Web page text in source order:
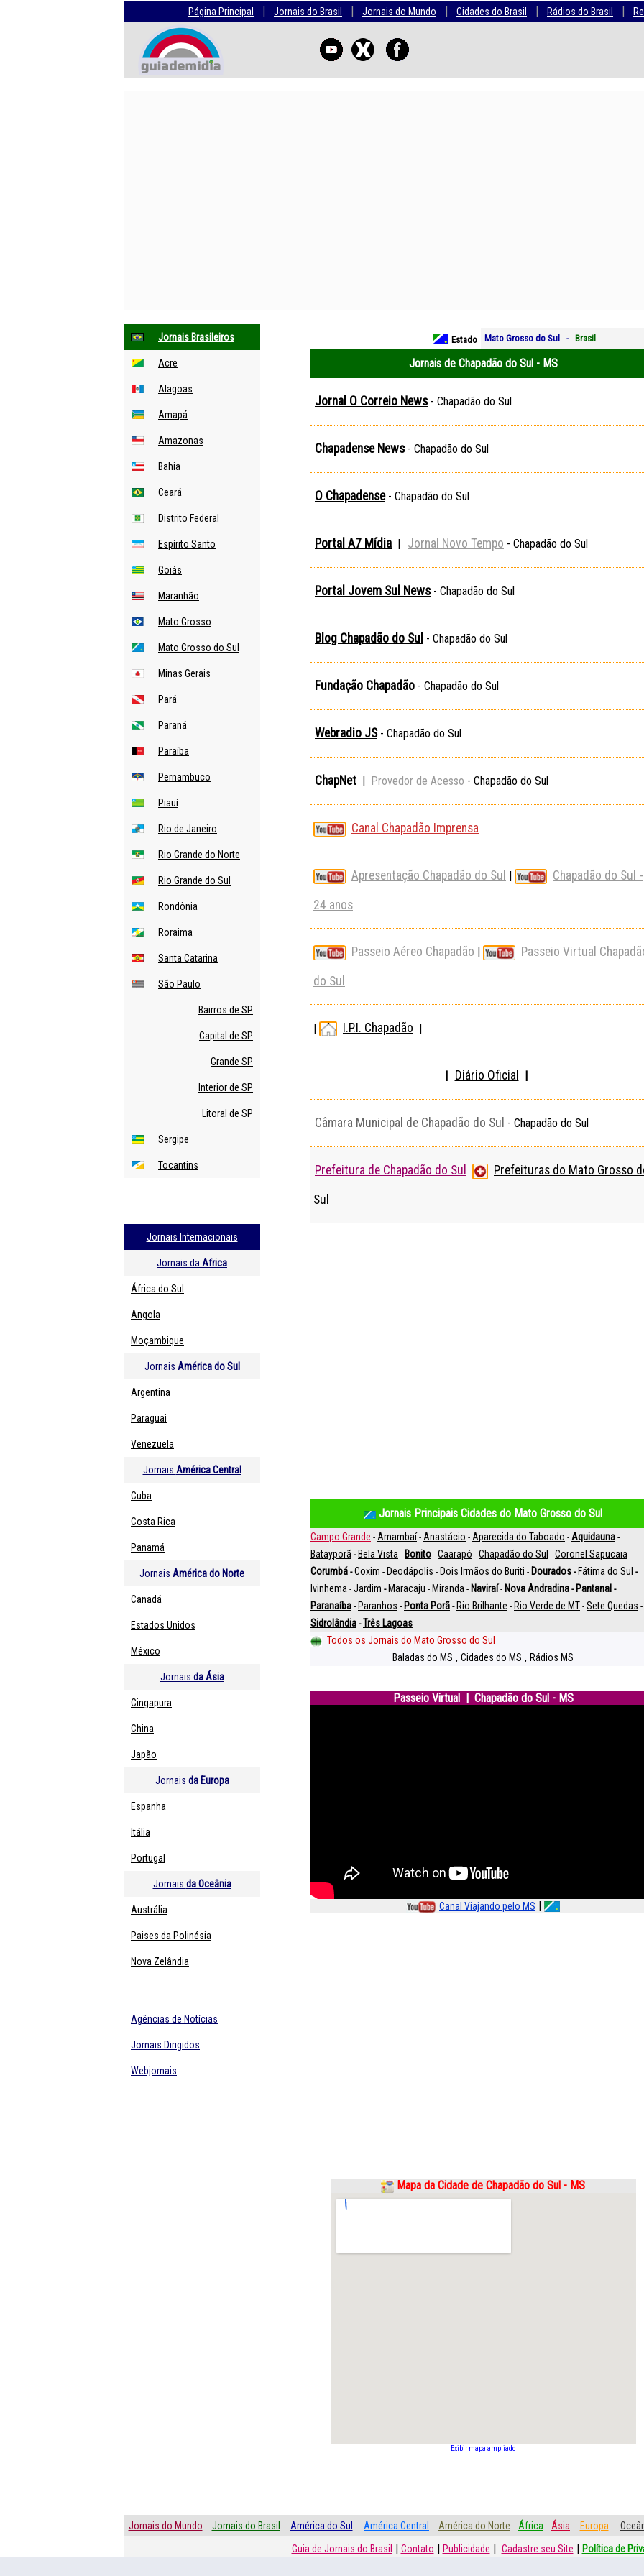
Página Principal | Jornais do Brasil | Jornais do Mundo | Cidades do Brasil | Rádios do Brasil |
Jornais Brasileiros
Acre
Alagoas
Amapá
Amazonas
Bahia
Ceará
Distrito Federal
Espírito Santo
Goiás
Maranhão
Mato Grosso
Mato Grosso do Sul
Minas Gerais
Pará
Paraná
Paraíba
Pernambuco
Piauí
Rio de Janeiro
Rio Grande do Norte
Rio Grande do Sul
Rondônia
Roraima
Santa Catarina
São Paulo
Bairros de SP
Capital de SP
Grande SP
Interior de SP
Litoral de SP
Sergipe
Tocantins
Jornais Internacionais
Jornais da Africa
África do Sul
Angola
Moçambique
Jornais América do Sul
Argentina
Paraguai
Venezuela
Jornais América Central
Cuba
Costa Rica
Panamá
Jornais América do Norte
Canadá
Estados Unidos
México
Jornais da Ásia
Cingapura
China
Japão
Jornais da Europa
Espanha
Itália
Portugal
Jornais da Oceânia
Austrália
Paises da Polinésia
Nova Zelândia
Agências de Notícias
Jornais Dirigidos
Webjornais
Estado Mato Grosso do Sul - Brasil
Jornais de Chapadão do Sul - MS
Jornal O Correio News- Chapadão do Sul
Chapadense News- Chapadão do Sul
O Chapadense- Chapadão do Sul
Portal A7 Mídia | Jornal Novo Tempo - Chapadão do Sul
Portal Jovem Sul News- Chapadão do Sul
Blog Chapadão do Sul - Chapadão do Sul
Fundação Chapadão - Chapadão do Sul
Webradio JS- Chapadão do Sul
ChapNet | Provedor de Acesso - Chapadão do Sul
Canal Chapadão Imprensa
Apresentação Chapadão do Sul | Chapadão do Sul -
24 anos
Passeio Aéreo Chapadão | Passeio Virtual
do Sul
| I.P.I. Chapadão |
| Diário Oficial |
Câmara Municipal de Chapadão do Sul - Chapadão do Sul
Prefeitura de Chapadão do Sul Prefeituras do Mato Grosso
Sul
Jornais Principais Cidades do Mato Grosso do Sul
Campo Grande - Amambaí - Anastácio - Aparecida do Taboado - Aquidauna -
Batayporã - Bela Vista - Bonito - Caarapó - Chapadão do Sul - Coronel Sapucaia -
Corumbá -Coxim - Deodápolis - Dois Irmãos do Buriti - Dourados - Fátima do Sul -
Ivinhema - Jardim - Maracaju - Miranda - Naviraí - Nova Andradina - Pantanal -
Paranaíba - Paranhos - Ponta Porã - Rio Brilhante - Rio Verde de MT - Sete Quedas -
Sidrolândia -Três Lagoas
Todos os Jornais do Mato Grosso do Sul
Baladas do MS , Cidades do MS , Rádios MS
Passeio Virtual | Chapadão do Sul - MS
Canal Viajando pelo MS |
Mapa da Cidade de Chapadão do Sul - MS
Exibir mapa ampliado
Jornais do Mundo Jornais do Brasil América do Sul América Central América do Norte África Ásia Europa
Guia de Jornais do Brasil | Contato | Publicidade | Cadastre seu Site | Política de